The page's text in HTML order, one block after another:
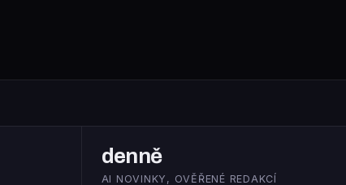
denně
AI NOVINKY, OVĚŘENÉ REDAKCÍ